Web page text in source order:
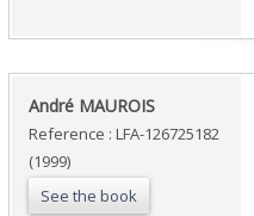
‎André MAUROIS‎
Reference : LFA-126725182
(1999)
See the book